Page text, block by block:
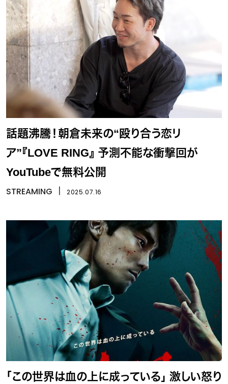
話題沸騰！朝倉未来の“殴り合う恋リ
ア”『LOVE RING』 予測不能な衝撃回が
YouTubeで無料公開
STREAMING 2025.07.16
「この世界は血の上に成っている」 激しい怒り